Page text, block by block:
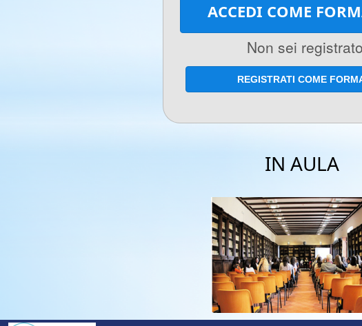
ACCEDI COME
Non sei
REGISTRATI COME
IN AULA